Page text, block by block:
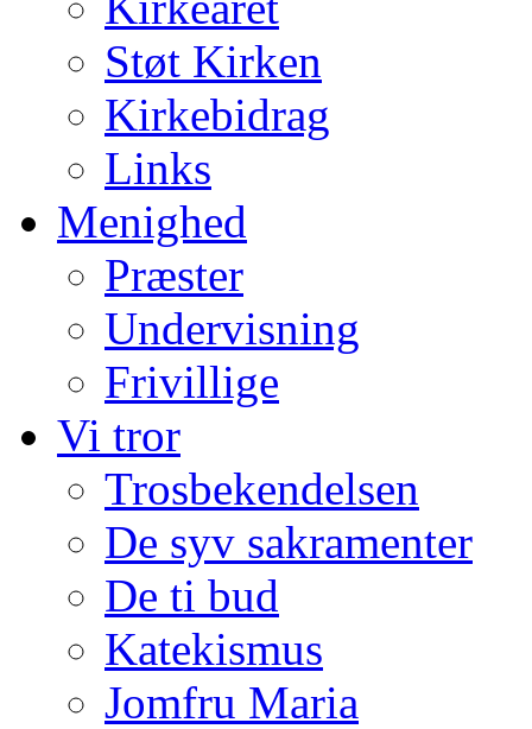
Støt Kirken
Kirkebidrag
Links
Menighed
Præster
Undervisning
Frivillige
Vi tror
Trosbekendelsen
De syv sakramenter
De ti bud
Katekismus
Jomfru Maria